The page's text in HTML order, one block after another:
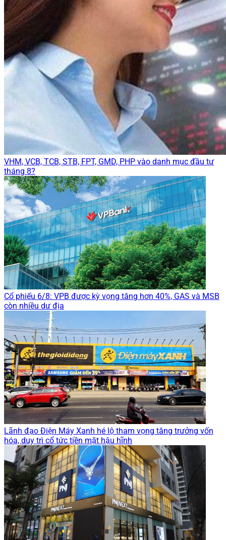
VHM, VCB, TCB, STB, FPT, GMD, PHP vào danh mục đầu tư
tháng 8?
Cổ phiếu 6/8: VPB được kỳ vọng tăng hơn 40%, GAS và MSB
còn nhiều dư địa
Lãnh đạo Điện Máy Xanh hé lộ tham vọng tăng trưởng vốn
hóa, duy trì cổ tức tiền mặt hậu hĩnh